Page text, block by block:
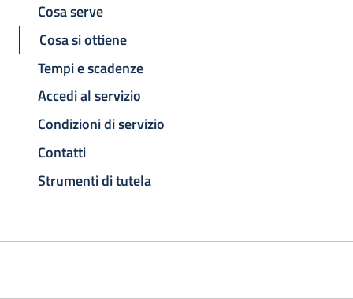
Cosa serve
Cosa si ottiene
Tempi e scadenze
Accedi al servizio
Condizioni di servizio
Contatti
Strumenti di tutela